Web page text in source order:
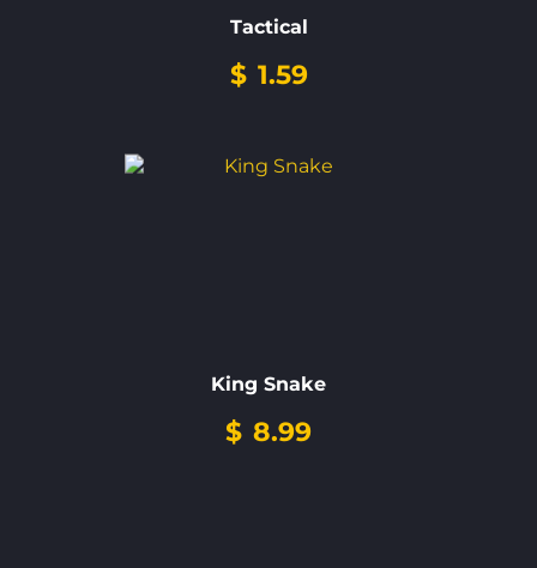
Tactical
$ 1.59
King Snake
$ 8.99